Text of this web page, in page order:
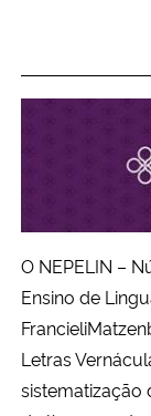
O NEPELIN –
Ensino de
Letras
sistematização